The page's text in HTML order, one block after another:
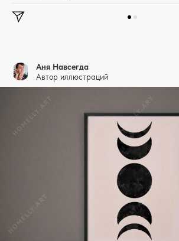
Аня Навсегда
Автор иллюстраций